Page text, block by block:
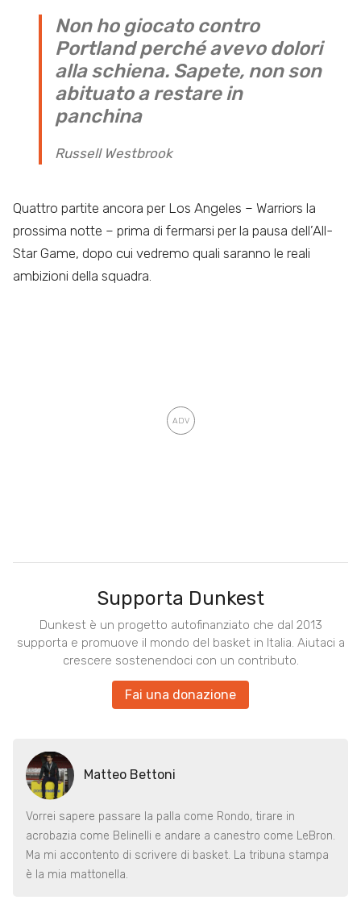
Non ho giocato contro
Portland perché avevo dolori
alla schiena. Sapete, non son
abituato a restare in
panchina
Russell Westbrook
Quattro partite ancora per Los Angeles – Warriors la
prossima notte – prima di fermarsi per la pausa dell’All-
Star Game, dopo cui vedremo quali saranno le reali
ambizioni della squadra.
Supporta Dunkest
Dunkest è un progetto autofinanziato che dal 2013
supporta e promuove il mondo del basket in Italia. Aiutaci a
crescere sostenendoci con un contributo.
Fai una donazione
Matteo Bettoni
Vorrei sapere passare la palla come Rondo, tirare in
acrobazia come Belinelli e andare a canestro come LeBron.
Ma mi accontento di scrivere di basket. La tribuna stampa
è la mia mattonella.